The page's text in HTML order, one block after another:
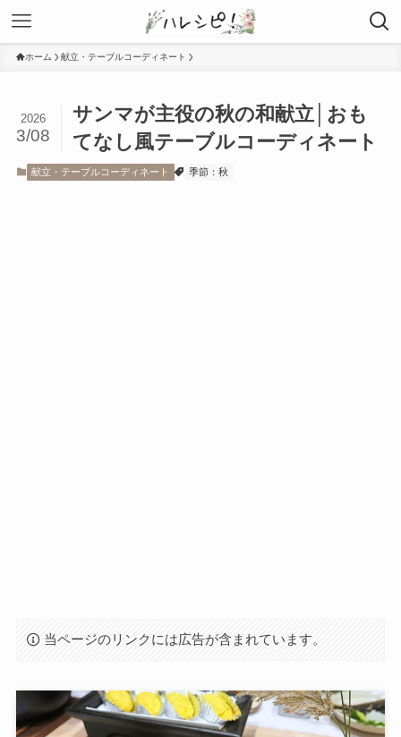
ホーム 献立・テーブルコーディネート
サンマが主役の秋の和献立│おも
てなし風テーブルコーディネート
2026
3/08
献立・テーブルコーディネート 季節：秋
当ページのリンクには広告が含まれています。